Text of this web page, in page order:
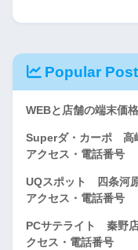
Popular
WEBと店舗の端末価
Superダ・カーポ 高
アクセス・電話番号
UQスポット 四条河
アクセス・電話番号
PCサテライト 秦野
クセス・電話番号